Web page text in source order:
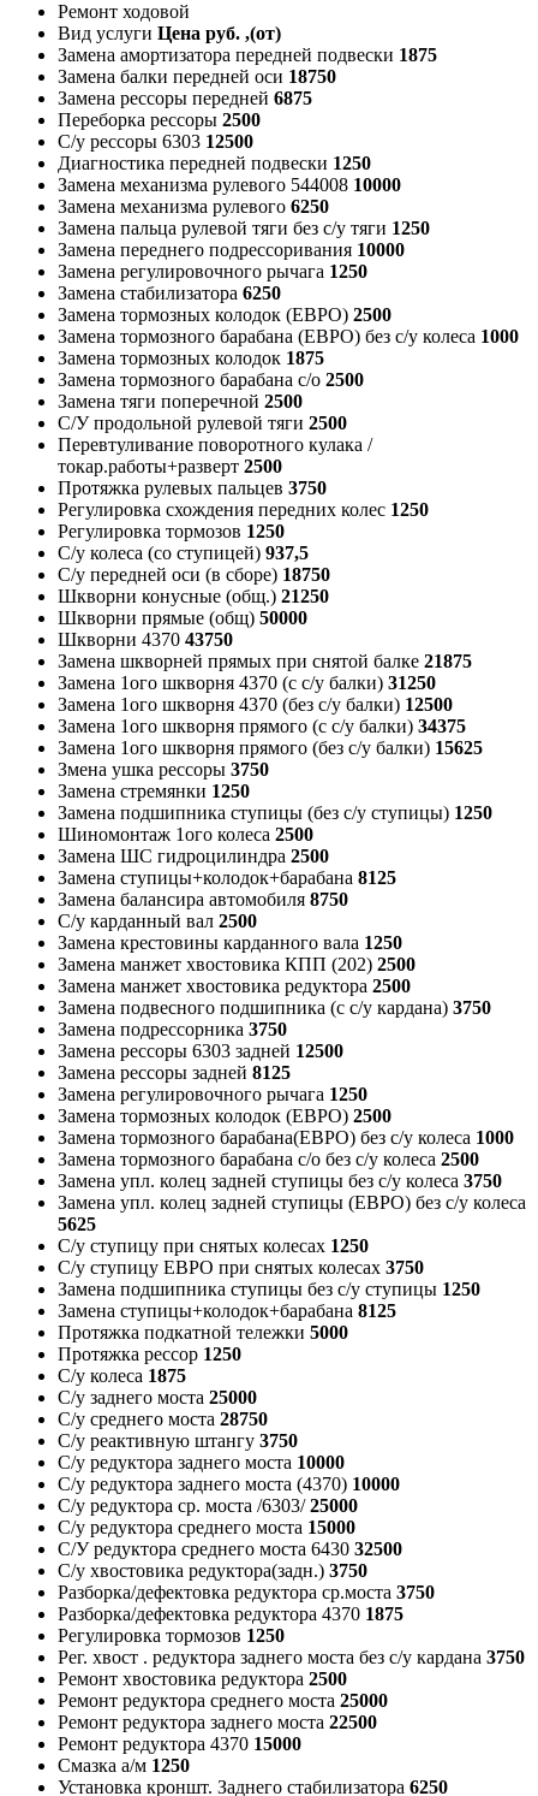
Ремонт ходовой
Вид услуги Цена руб. ,(от)
Замена амортизатора передней подвески 1875
Замена балки передней оси 18750
Замена рессоры передней 6875
Переборка рессоры 2500
С/у рессоры 6303 12500
Диагностика передней подвески 1250
Замена механизма рулевого 544008 10000
Замена механизма рулевого 6250
Замена пальца рулевой тяги без с/у тяги 1250
Замена переднего подрессоривания 10000
Замена регулировочного рычага 1250
Замена стабилизатора 6250
Замена тормозных колодок (ЕВРО) 2500
Замена тормозного барабана (ЕВРО) без с/у колеса 1000
Замена тормозных колодок 1875
Замена тормозного барабана с/о 2500
Замена тяги поперечной 2500
С/У продольной рулевой тяги 2500
Перевтуливание поворотного кулака /
токар.работы+разверт 2500
Протяжка рулевых пальцев 3750
Регулировка схождения передних колес 1250
Регулировка тормозов 1250
С/у колеса (со ступицей) 937,5
С/у передней оси (в сборе) 18750
Шкворни конусные (общ.) 21250
Шкворни прямые (общ) 50000
Шкворни 4370 43750
Замена шкворней прямых при снятой балке 21875
Замена 1ого шкворня 4370 (с с/у балки) 31250
Замена 1ого шкворня 4370 (без с/у балки) 12500
Замена 1ого шкворня прямого (с с/у балки) 34375
Замена 1ого шкворня прямого (без с/у балки) 15625
Змена ушка рессоры 3750
Замена стремянки 1250
Замена подшипника ступицы (без с/у ступицы) 1250
Шиномонтаж 1ого колеса 2500
Замена ШС гидроцилиндра 2500
Замена ступицы+колодок+барабана 8125
Замена балансира автомобиля 8750
С/у карданный вал 2500
Замена крестовины карданного вала 1250
Замена манжет хвостовика КПП (202) 2500
Замена манжет хвостовика редуктора 2500
Замена подвесного подшипника (с с/у кардана) 3750
Замена подрессорника 3750
Замена рессоры 6303 задней 12500
Замена рессоры задней 8125
Замена регулировочного рычага 1250
Замена тормозных колодок (ЕВРО) 2500
Замена тормозного барабана(ЕВРО) без с/у колеса 1000
Замена тормозного барабана с/о без с/у колеса 2500
Замена упл. колец задней ступицы без с/у колеса 3750
Замена упл. колец задней ступицы (ЕВРО) без с/у колеса
5625
С/у ступицу при снятых колесах 1250
С/у ступицу ЕВРО при снятых колесах 3750
Замена подшипника ступицы без с/у ступицы 1250
Замена ступицы+колодок+барабана 8125
Протяжка подкатной тележки 5000
Протяжка рессор 1250
С/у колеса 1875
С/у заднего моста 25000
С/у среднего моста 28750
С/у реактивную штангу 3750
С/у редуктора заднего моста 10000
С/у редуктора заднего моста (4370) 10000
С/у редуктора ср. моста /6303/25000
С/у редуктора среднего моста 15000
С/У редуктора среднего моста 6430 32500
С/у хвостовика редуктора(задн.) 3750
Разборка/дефектовка редуктора ср.моста 3750
Разборка/дефектовка редуктора 4370 1875
Регулировка тормозов 1250
Рег. хвост . редуктора заднего моста без с/у кардана 3750
Ремонт хвостовика редуктора 2500
Ремонт редуктора среднего моста 25000
Ремонт редуктора заднего моста 22500
Ремонт редуктора 4370 15000
Смазка а/м 1250
Установка кроншт. Заднего стабилизатора 6250